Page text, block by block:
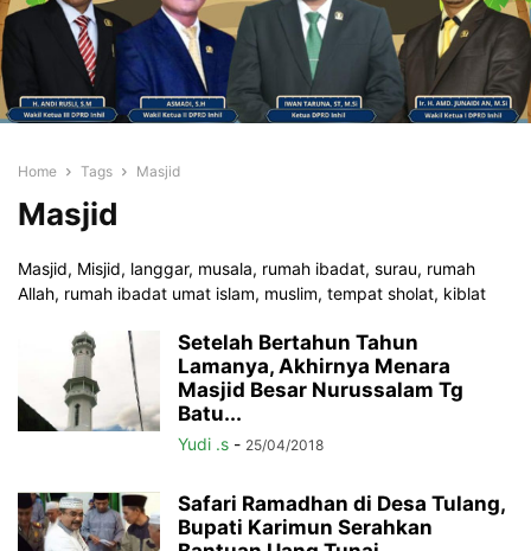
Home Tags Masjid
Masjid
Masjid, Misjid, langgar, musala, rumah ibadat, surau, rumah
Allah, rumah ibadat umat islam, muslim, tempat sholat, kiblat
Setelah Bertahun Tahun
Lamanya, Akhirnya Menara
Masjid Besar Nurussalam Tg
Batu...
Yudi .s - 25/04/2018
Safari Ramadhan di Desa Tulang,
Bupati Karimun Serahkan